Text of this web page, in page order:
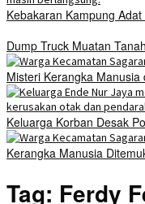
Kebakaran Kampung
Dump Truck Muatan
Misteri Kerangka
Keluarga Korban Desak
Kerangka Manusia
Tag: Ferdy